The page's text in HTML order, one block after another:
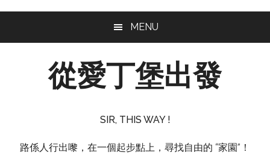
MENU
從愛丁堡出發
堡
SIR, THIS WAY !
路係人行出嚟，在一個起步點上，尋找自由的 “家園”！